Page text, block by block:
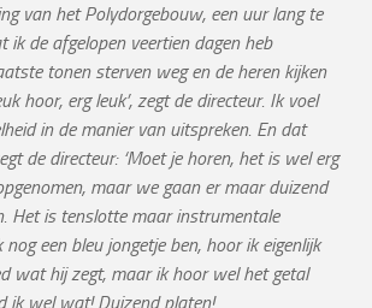
van het Polydorgebouw, een uur lang te
ik de afgelopen veertien dagen heb
tonen sterven weg en de heren kijken
hoor, erg leuk’, zegt de directeur. Ik voel
in de manier van uitspreken. En dat
de directeur: ‘Moet je horen, het is wel erg
maar we gaan er maar duizend
Het is tenslotte maar instrumentale
nog een bleu jongetje ben, hoor ik eigenlijk
wat hij zegt, maar ik hoor wel het getal
ik wel wat! Duizend platen!